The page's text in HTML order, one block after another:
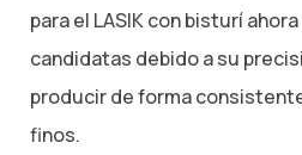
para el LASIK con bisturí
candidatas debido a su
producir de forma
finos.